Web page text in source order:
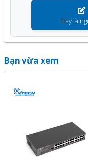
Hãy là
Bạn vừa xem